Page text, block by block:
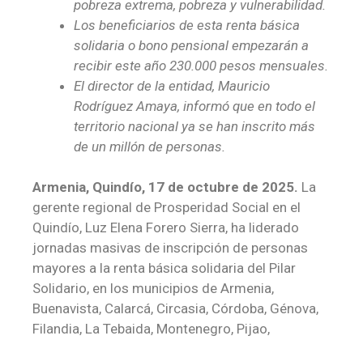
pobreza extrema, pobreza y vulnerabilidad.
Los beneficiarios de esta renta básica
solidaria o bono pensional empezarán a
recibir este año 230.000 pesos mensuales.
El director de la entidad, Mauricio
Rodríguez Amaya, informó que en todo el
territorio nacional ya se han inscrito más
de un millón de personas.
Armenia, Quindío, 17 de octubre de 2025. La
gerente regional de Prosperidad Social en el
Quindío, Luz Elena Forero Sierra, ha liderado
jornadas masivas de inscripción de personas
mayores a la renta básica solidaria del Pilar
Solidario, en los municipios de Armenia,
Buenavista, Calarcá, Circasia, Córdoba, Génova,
Filandia, La Tebaida, Montenegro, Pijao,